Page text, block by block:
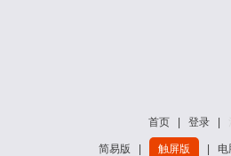
首页 登录
简易版 触屏版 电